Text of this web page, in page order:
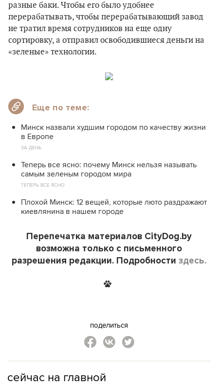
разные баки. Чтобы его было удобнее
перерабатывать, чтобы перерабатывающий завод
не тратил время сотрудников на еще одну
сортировку, а отправил освободившиеся деньги на
«зеленые» технологии.
Еще по теме:
Минск назвали худшим городом по качеству жизни
в Европе
ЗА ДЕНЬ
Теперь все ясно: почему Минск нельзя называть
самым зеленым городом мира
ТЕПЕРЬ ВСЕ ЯСНО
Плохой Минск: 12 вещей, которые люто раздражают
киевлянина в нашем городе
Перепечатка материалов CityDog.by
возможна только с письменного
разрешения редакции. Подробности здесь.
поделиться
сейчас на главной